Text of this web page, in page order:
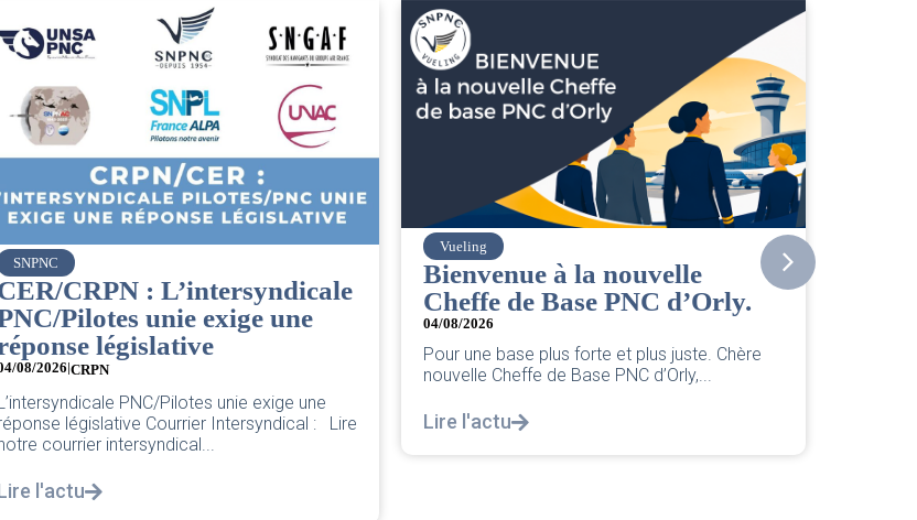
une
exige une
: Lire
Vueling
Bienvenue à la nouvelle
Cheffe de Base PNC d’Orly.
04/08/2026
Pour une base plus forte et plus juste. Chère
nouvelle Cheffe de Base PNC d’Orly,...
Lire l'actu
Actualité juillet 2026
03/08/2026|ACCÈS RESTREINT
Amélia pour juillet 2026. La lecture
de cet...